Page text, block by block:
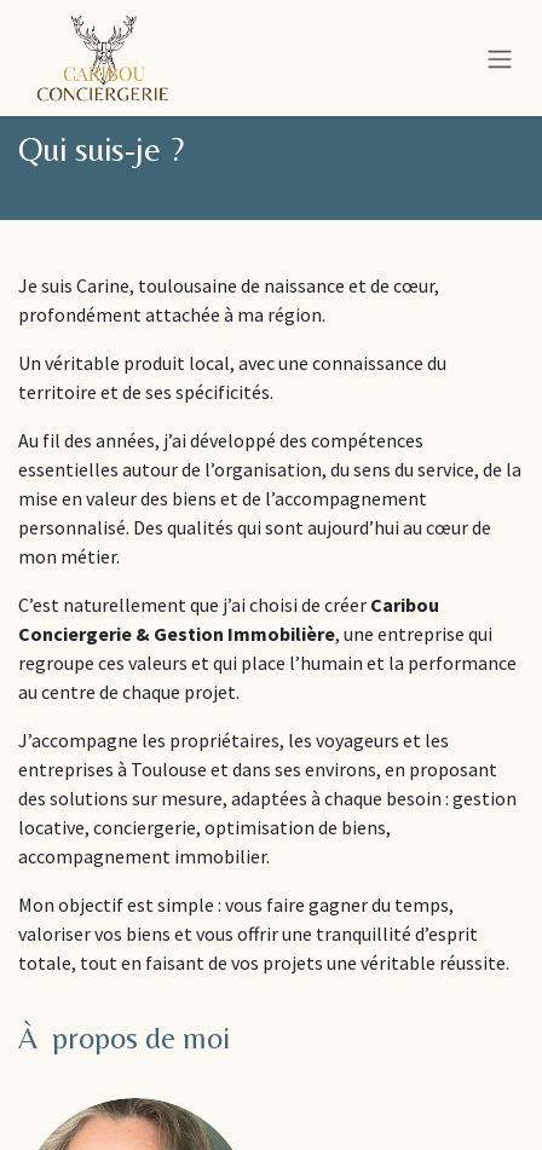
Se rendre au contenu
Qui suis-je ?
Je suis Carine, toulousaine de naissance et de cœur,
profondément attachée à ma région.
Un véritable produit local, avec une connaissance du
territoire et de ses spécificités.
Au fil des années, j’ai développé des compétences
essentielles autour de l’organisation, du sens du service, de la
mise en valeur des biens et de l’accompagnement
personnalisé. Des qualités qui sont aujourd’hui au cœur de
mon métier.
C’est naturellement que j’ai choisi de créer Caribou
Conciergerie & Gestion Immobilière, une entreprise qui
regroupe ces valeurs et qui place l’humain et la performance
au centre de chaque projet.
J’accompagne les propriétaires, les voyageurs et les
entreprises à Toulouse et dans ses environs, en proposant
des solutions sur mesure, adaptées à chaque besoin : gestion
locative, conciergerie, optimisation de biens,
accompagnement immobilier.
Mon objectif est simple : vous faire gagner du temps,
valoriser vos biens et vous offrir une tranquillité d’esprit
totale, tout en faisant de vos projets une véritable réussite.
À propos de moi